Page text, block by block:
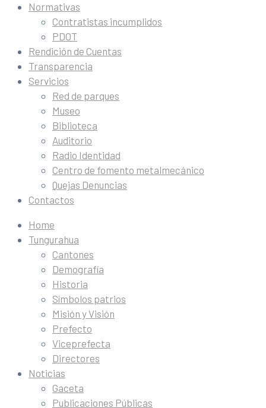
Normativas
Contratistas incumplidos
PDOT
Rendición de Cuentas
Transparencia
Servicios
Red de parques
Museo
Biblioteca
Auditorio
Radio Identidad
Centro de fomento metalmecánico
Quejas Denuncias
Contactos
Home
Tungurahua
Cantones
Demografía
Historia
Símbolos patrios
Misión y Visión
Prefecto
Viceprefecta
Directores
Noticias
Gaceta
Publicaciones Públicas